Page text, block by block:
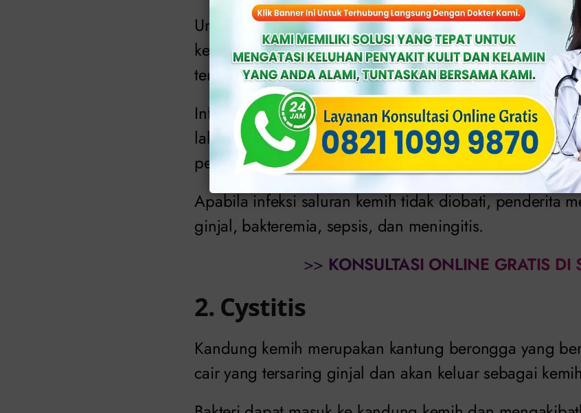
Uretra, kandung kemih, ureter, dan ginjal merupakan
kemih. Jika salah satu dari organ tersebut meradang,
terjadi.
Infeksi yang satu ini sering menyerang anak perempuan
laki-laki. Mereka lebih mudah terinfeksi karena ukuran
pendek.
Apabila infeksi saluran kemih tidak diobati, penderita
ginjal, bakteremia, sepsis, dan meningitis.
>> KONSULTASI ONLINE GRATIS DI
2. Cystitis
Kandung kemih merupakan kantung berongga yang
cair yang tersaring ginjal dan akan keluar sebagai